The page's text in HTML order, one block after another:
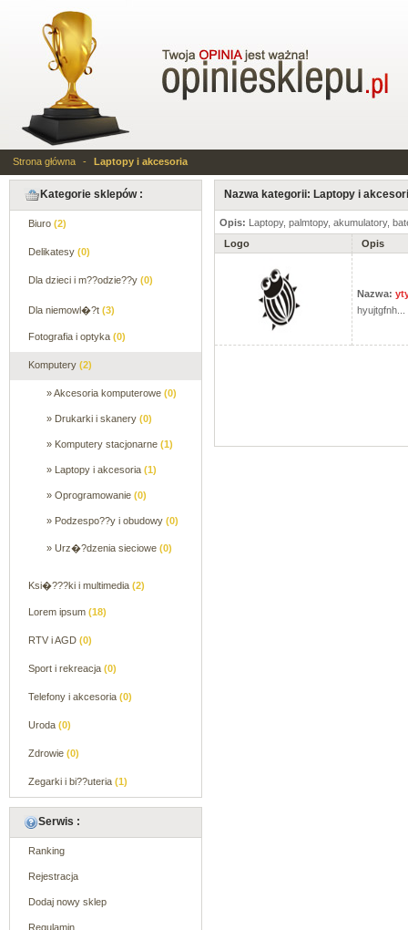
Strona główna - Laptopy i akcesoria
Kategorie sklepów :
Biuro (2)
Delikatesy (0)
Dla dzieci i m??odzie??y (0)
Dla niemowl�?t (3)
Fotografia i optyka (0)
Komputery (2)
» Akcesoria komputerowe (0)
» Drukarki i skanery (0)
» Komputery stacjonarne (1)
» Laptopy i akcesoria (1)
» Oprogramowanie (0)
» Podzespo??y i obudowy (0)
» Urz�?dzenia sieciowe (0)
Ksi�???ki i multimedia (2)
Lorem ipsum (18)
RTV i AGD (0)
Sport i rekreacja (0)
Telefony i akcesoria (0)
Uroda (0)
Zdrowie (0)
Zegarki i bi??uteria (1)
Serwis :
Ranking
Rejestracja
Dodaj nowy sklep
Regulamin
Nazwa kategorii: Laptopy i
Opis: Laptopy, palmtopy, akumulatory,
Logo
Opis
Nazwa:
hyujtgfnh...